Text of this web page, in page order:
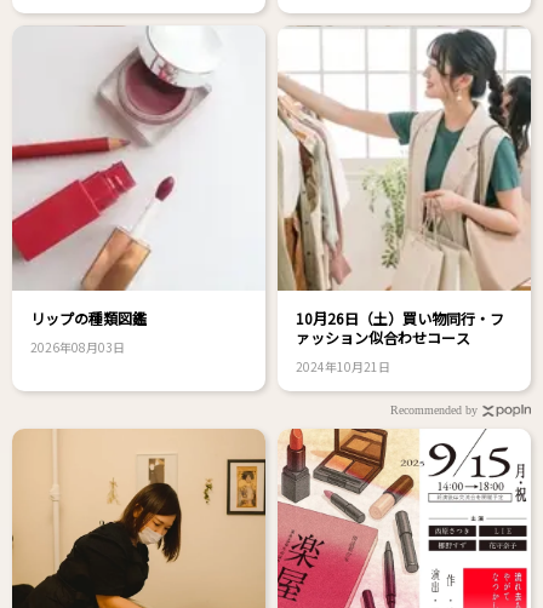
リップの種類図鑑
2026年08月03日
10月26日（土）買い物同行・フ
ァッション似合わせコース
2024年10月21日
Recommended by